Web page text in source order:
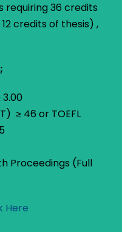
requiring 36 credits
credits of thesis) ,
≥ 46 or TOEFL
Proceedings (Full
Here